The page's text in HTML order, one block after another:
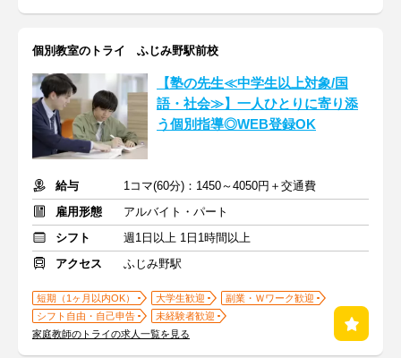
個別教室のトライ ふじみ野駅前校
【塾の先生≪中学生以上対象/国
語・社会≫】一人ひとりに寄り添
う個別指導◎WEB登録OK
給与
1コマ(60分)：1450～4050円＋交通費
雇用形態
アルバイト・パート
シフト
週1日以上 1日1時間以上
アクセス
ふじみ野駅
短期（1ヶ月以内OK） 大学生歓迎
副業・Ｗワーク歓迎
シフト自由・自己申告
未経験者歓迎
家庭教師のトライの求人一覧を見る